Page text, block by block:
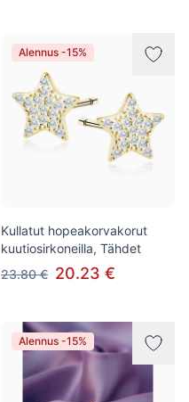
Alennus -15%
Kullatut hopeakorvakorut
kuutiosirkoneilla, Tähdet
23.80 € 20.23 €
Alennus -15%